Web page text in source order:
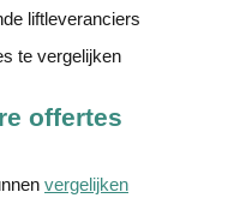
liftleveranciers
te vergelijken
offertes
vergelijken